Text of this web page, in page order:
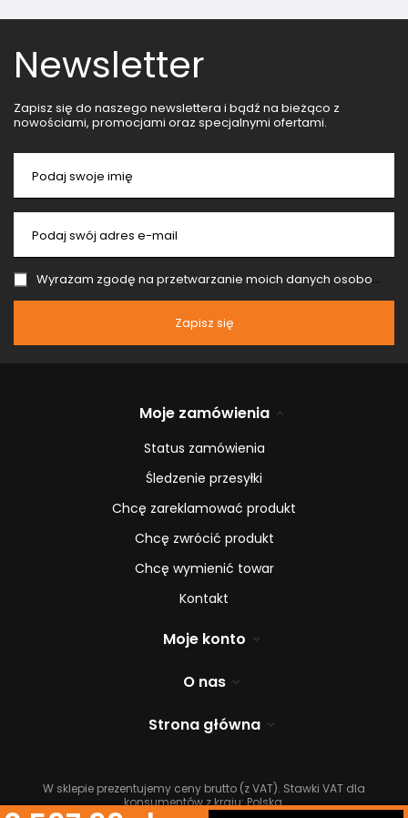
Newsletter
Zapisz się do naszego newslettera i bądź na bieżąco z
nowościami, promocjami oraz specjalnymi ofertami.
Podaj swoje imię
Podaj swój adres e-mail
Wyrażam zgodę na przetwarzanie moich danych osobowych (adres e-mail) na potrzeby wysyłki newslettera z informacją handlową (marketing). Więcej w
Zapisz się
Moje zamówienia
Status zamówienia
Śledzenie przesyłki
Chcę zareklamować produkt
Chcę zwrócić produkt
Chcę wymienić towar
Kontakt
Moje konto
O nas
Strona główna
W sklepie prezentujemy ceny brutto (z VAT). Stawki VAT dla
konsumentów z kraju:Polska.